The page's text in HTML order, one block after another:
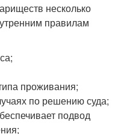
несколько
правилам
проживания;
по решению суда;
подвод